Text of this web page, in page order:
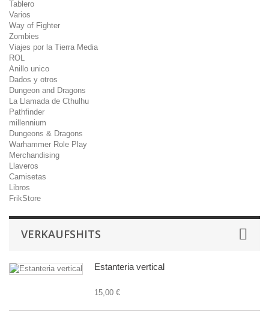
Tablero
Varios
Way of Fighter
Zombies
Viajes por la Tierra Media
ROL
Anillo unico
Dados y otros
Dungeon and Dragons
La Llamada de Cthulhu
Pathfinder
millennium
Dungeons & Dragons
Warhammer Role Play
Merchandising
Llaveros
Camisetas
Libros
FrikStore
VERKAUFSHITS
Estanteria vertical
15,00 €